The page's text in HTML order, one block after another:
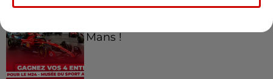
Gagnez vos entrées pour le
Mans !